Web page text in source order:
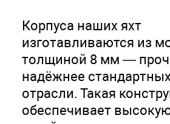
Корпуса наших яхт
изготавливаются из
толщиной 8 мм —
надёжнее
отрасли. Такая
обеспечивает